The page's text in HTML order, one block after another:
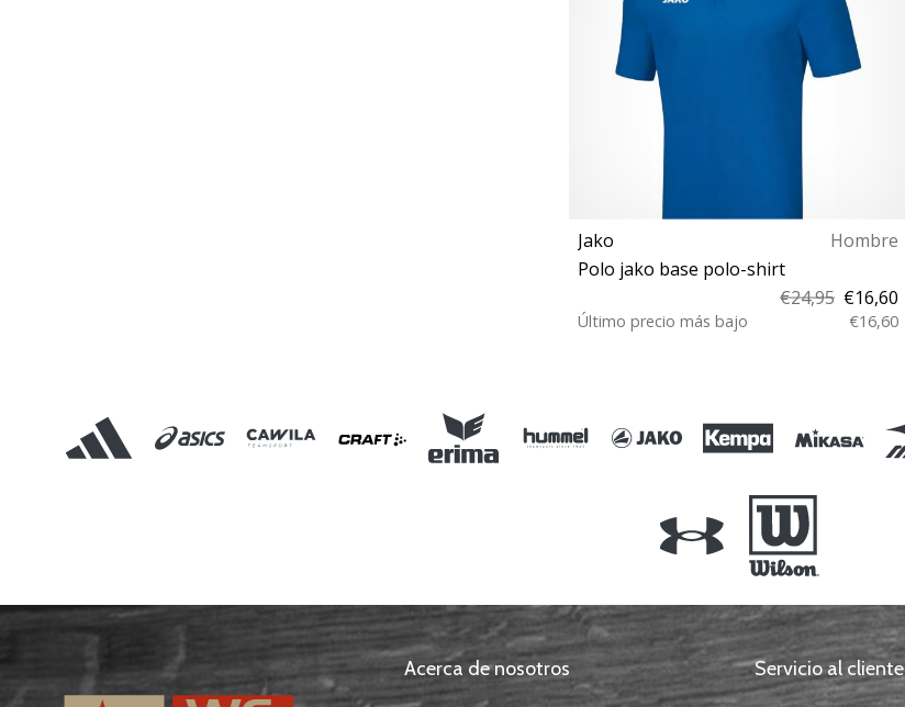
Jako
Hombre
Polo jako base polo-shirt
€24,95 €16,60
Último precio más bajo €16,60
Acerca de nosotros Servicio al cliente